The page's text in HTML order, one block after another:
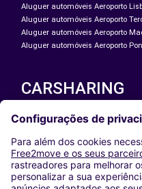
Aluguer automóveis Aeroporto
Aluguer automóveis Aeroporto
Aluguer automóveis Aeroporto
Aluguer automóveis Aeroporto
CARSHARING
NOSSAS CIDADES
Washington DC
Milan
Rome
Turin